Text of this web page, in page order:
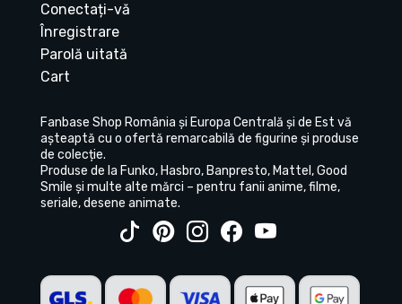
Conectați-vă
Înregistrare
Parolă uitată
Cart
Fanbase Shop România și Europa Centrală și de Est vă
așteaptă cu o ofertă remarcabilă de figurine și produse
de colecție.
Produse de la Funko, Hasbro, Banpresto, Mattel, Good
Smile și multe alte mărci – pentru fanii anime, filme,
seriale, desene animate.